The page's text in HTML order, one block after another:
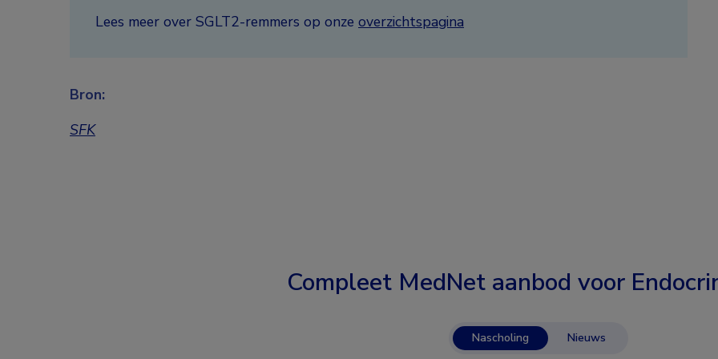
Lees meer over SGLT2-remmers op onze overzichtspagina
Bron:
SFK
Compleet MedNet aanbod voor
Nascholing Nieuws